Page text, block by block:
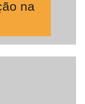
na